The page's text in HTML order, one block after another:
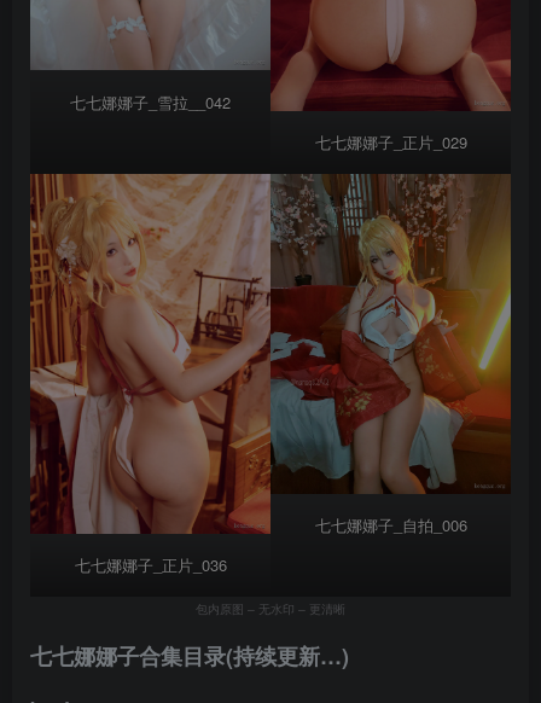
七七娜娜子_雪拉__042
七七娜娜子_正片_029
七七娜娜子_正片_036
七七娜娜子_自拍_006
包内原图 – 无水印 – 更清晰
七七娜娜子合集目录(持续更新…)